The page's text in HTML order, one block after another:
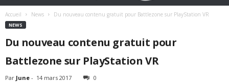
Accueil News Du nouveau contenu gratuit pour Battlezone sur PlayStation VR
NEWS
Du nouveau contenu gratuit pour
Battlezone sur PlayStation VR
Par June - 14 mars 2017 0